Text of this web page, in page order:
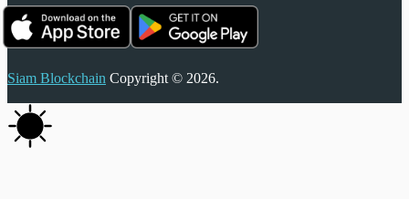
Siam Blockchain Copyright © 2026.